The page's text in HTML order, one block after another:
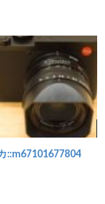
::m67101677804